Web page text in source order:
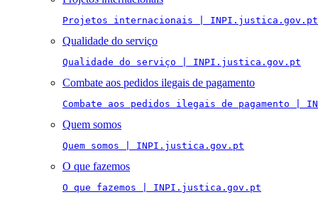
Projetos internacionais | INPI.justica.gov.pt
Qualidade do serviço
Qualidade do serviço | INPI.justica.gov.pt
Combate aos pedidos ilegais de pagamento
Combate aos pedidos ilegais de pagamento |
Quem somos
Quem somos | INPI.justica.gov.pt
O que fazemos
O que fazemos | INPI.justica.gov.pt